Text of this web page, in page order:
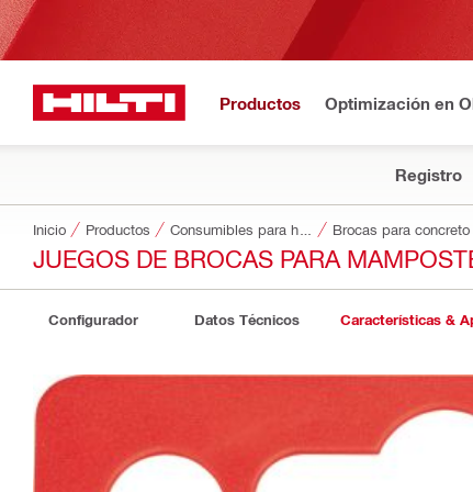
Productos Optimización en
Registro
Inicio Productos Brocas para
JUEGOS DE BROCAS PARA
Configurador Datos Técnicos Características &